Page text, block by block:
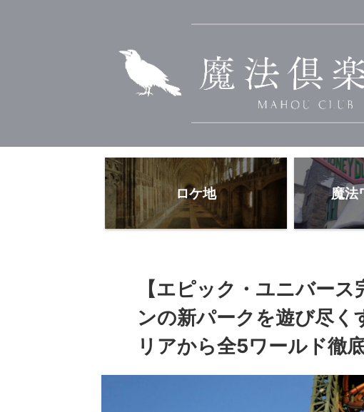
ロケ地 魔法
【エピック・ユニバー
ンの新パークを遊び尽く
リアから全5ワールド徹